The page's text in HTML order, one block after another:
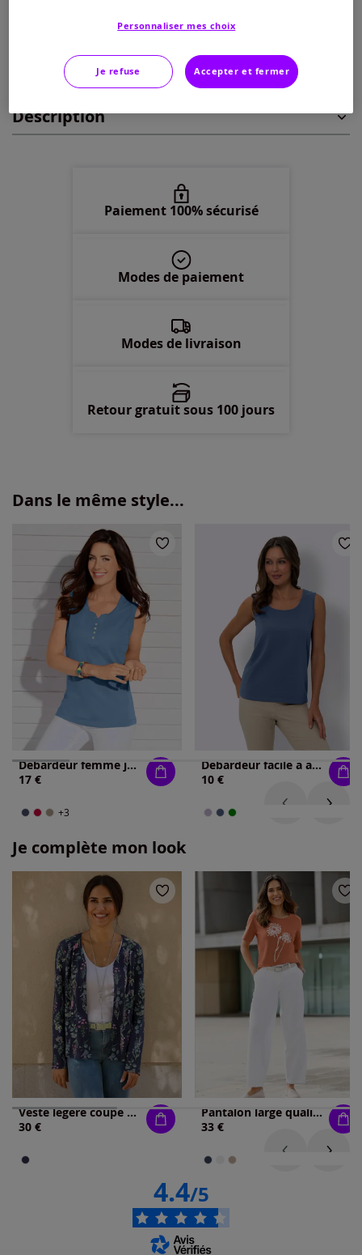
épuisé
48 -épuisé
Caractéristiques
Description
Paiement 100% sécurisé
Modes de paiement
Modes de livraison
Retour gratuit sous 100 jours
Dans le même style...
Débardeur femme jersey fin et boutons nacrés
17 €
+3
Débardeur facile à assortir
10 €
Je complète mon look
Veste légère coupe ouverte
30 €
Pantalon large qualité jean légère et estivale
33 €
4.4/5
Personnaliser mes choix
Je refuse Accepter et fermer